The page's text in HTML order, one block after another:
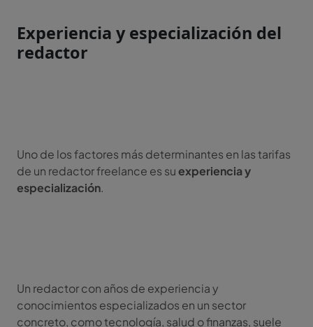
Experiencia y especialización del
redactor
Uno de los factores más determinantes en las tarifas
de un redactor freelance es suexperiencia y
especialización.
Un redactor con años de experiencia y
conocimientos especializados en un sector
concreto, como tecnología, salud o finanzas, suele